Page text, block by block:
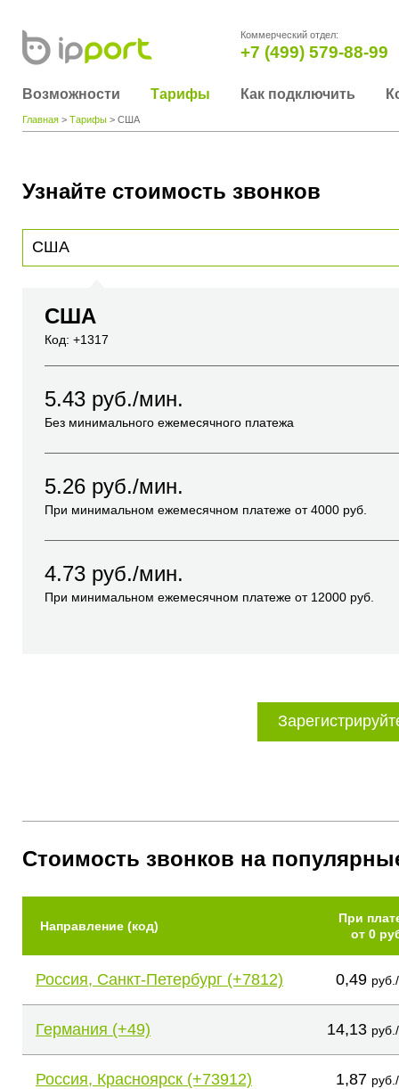
Коммерческий отдел:
+7 (499) 579-88-99
Возможности Тарифы Как подключить
Главная > Тарифы > США
Узнайте стоимость звонков
США
Код: +1317
5.43 руб./мин.
Без минимального ежемесячного платежа
5.26 руб./мин.
При минимальном ежемесячном платеже от4000 руб.
4.73 руб./мин.
При минимальном ежемесячном платеже от 12000 руб.
Стоимость звонков на
Направление (код)
При
от 0
Россия, Санкт-Петербург (+7812) 0,49
Германия (+49) 14,13
Россия, Красноярск (+73912) 1,87